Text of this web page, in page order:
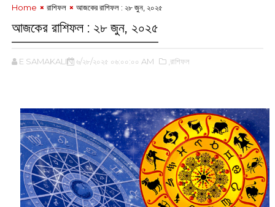
Home রাশিফল আজকের রাশিফল :‌ ২৮ জুন, ২০২৫
আজকের রাশিফল :‌ ২৮ জুন, ২০২৫
E SAMAKALIN ৬/২৮/২০২৫ ০৬:০০:০০ AM ,রাশিফল